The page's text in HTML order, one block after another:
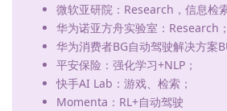
微软亚研院：Research，信息检
华为诺亚方舟实验室：Research；
华为消费者BG自动驾驶解决方案
平安保险：强化学习+NLP；
快手AI Lab：游戏、检索；
Momenta：RL+自动驾驶